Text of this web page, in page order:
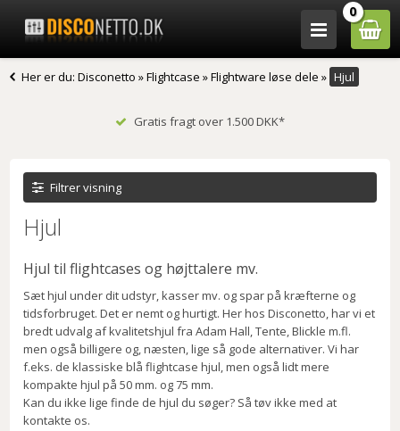
0
Her er du:Disconetto »Flightcase »Flightware løse dele » Hjul
Gratis fragt over 1.500 DKK*
Filtrer visning
Hjul
Hjul til flightcases og højttalere mv.
Sæt hjul under dit udstyr, kasser mv. og spar på kræfterne og
tidsforbruget. Det er nemt og hurtigt. Her hos Disconetto, har vi et
bredt udvalg af kvalitetshjul fra Adam Hall, Tente, Blickle m.fl.
men også billigere og, næsten, lige så gode alternativer. Vi har
f.eks. de klassiske blå flightcase hjul, men også lidt mere
kompakte hjul på 50 mm. og 75 mm.
Kan du ikke lige finde de hjul du søger? Så tøv ikke med at
kontakte os.